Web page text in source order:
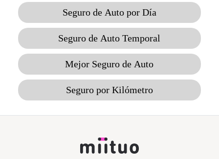
Seguro de Auto por Día
Seguro de Auto Temporal
Mejor Seguro de Auto
Seguro por Kilómetro